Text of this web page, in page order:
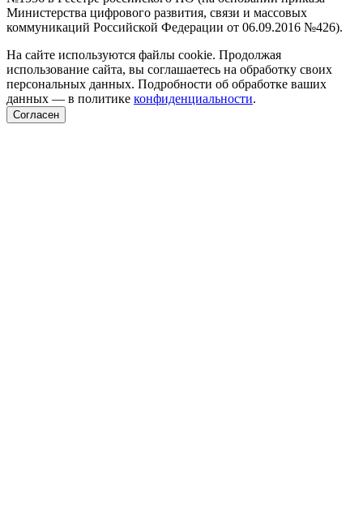
Министерства цифрового развития, связи и массовых
коммуникаций Российской Федерации от 06.09.2016 №426).
На сайте используются файлы cookie. Продолжая
использование сайта, вы соглашаетесь на обработку своих
персональных данных. Подробности об обработке ваших
данных — в политике конфиденциальности.
Согласен